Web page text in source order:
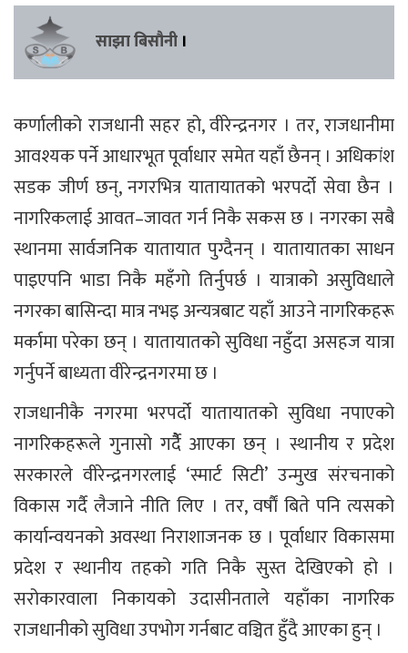
साझा बिसौनी ।
कर्णालीको राजधानी सहर हो, वीरेन्द्रनगर । तर, राजधानीमा
आवश्यक पर्ने आधारभूत पूर्वाधार समेत यहाँ छैनन् । अधिकांश
सडक जीर्ण छन्, नगरभित्र यातायातको भरपर्दो सेवा छैन ।
नागरिकलाई आवत–जावत गर्न निकै सकस छ । नगरका सबै
स्थानमा सार्वजनिक यातायात पुग्दैनन् । यातायातका साधन
पाइएपनि भाडा निकै महँगो तिर्नुपर्छ । यात्राको असुविधाले
नगरका बासिन्दा मात्र नभइ अन्यत्रबाट यहाँ आउने नागरिकहरू
मर्कामा परेका छन् । यातायातको सुविधा नहुँदा असहज यात्रा
गर्नुपर्ने बाध्यता वीरेन्द्रनगरमा छ ।
राजधानीकै नगरमा भरपर्दो यातायातको सुविधा नपाएको
नागरिकहरूले गुनासो गर्दैै आएका छन् । स्थानीय र प्रदेश
सरकारले वीरेन्द्रनगरलाई ‘स्मार्ट सिटी’ उन्मुख संरचनाको
विकास गर्दै लैजाने नीति लिए । तर, वर्षाैं बिते पनि त्यसको
कार्यान्वयनको अवस्था निराशाजनक छ । पूर्वाधार विकासमा
प्रदेश र स्थानीय तहको गति निकै सुस्त देखिएको हो ।
सरोकारवाला निकायको उदासीनताले यहाँका नागरिक
राजधानीको सुविधा उपभोग गर्नबाट वञ्चित हुँदै आएका हुन् ।